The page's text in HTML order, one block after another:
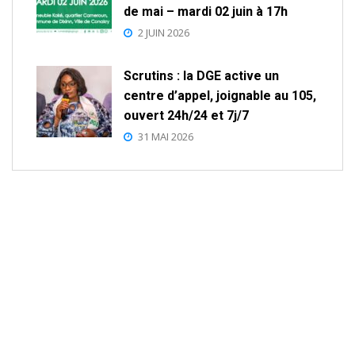
de mai – mardi 02 juin à 17h
2 JUIN 2026
Scrutins : la DGE active un
centre d’appel, joignable au 105,
ouvert 24h/24 et 7j/7
31 MAI 2026